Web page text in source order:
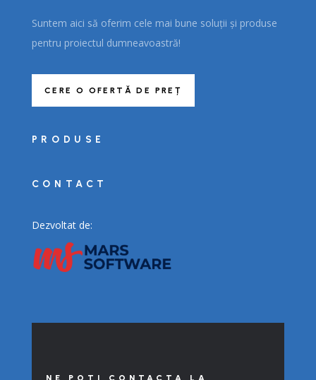
Suntem aici să oferim cele mai bune soluții și produse
pentru proiectul dumneavoastră!
CERE O OFERTĂ DE PREȚ
PRODUSE
CONTACT
Dezvoltat de:
NE POTI CONTACTA LA